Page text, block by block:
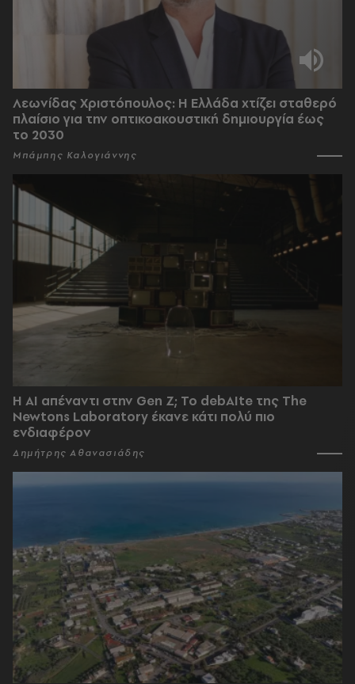
Λεωνίδας Χριστόπουλος: Η Ελλάδα χτίζει σταθερό
πλαίσιο για την οπτικοακουστική δημιουργία έως
το 2030
Μπάμπης Καλογιάννης
Η AI απέναντι στην Gen Z; Το debAIte της The
Newtons Laboratory έκανε κάτι πολύ πιο
ενδιαφέρον
Δημήτρης Αθανασιάδης